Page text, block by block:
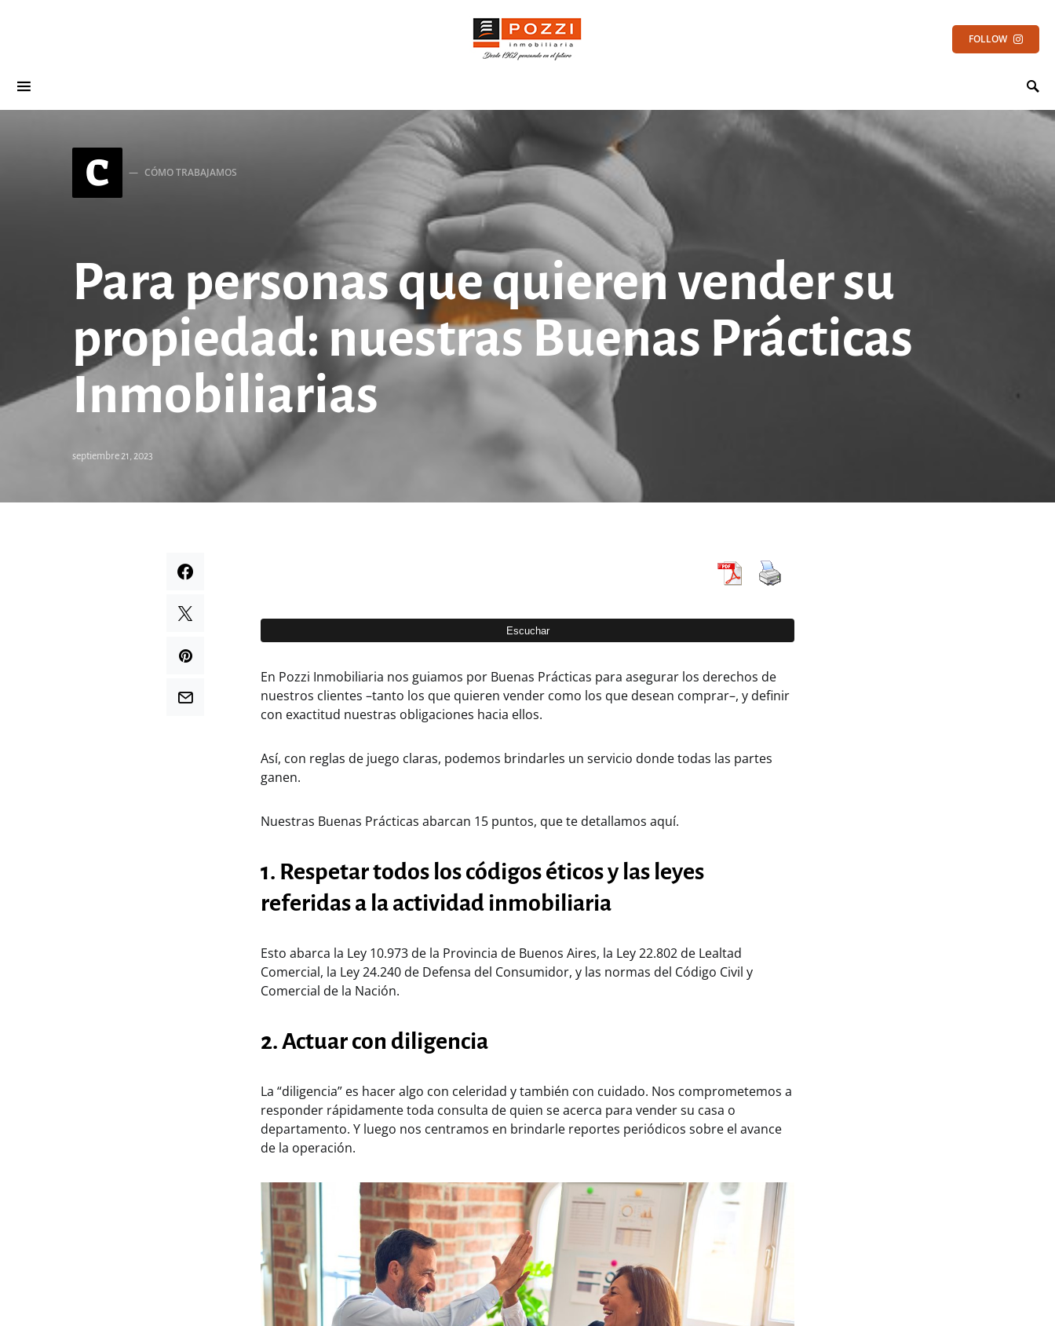
FOLLOW
C CÓMO TRABAJAMOS
Para personas que quieren vender su
propiedad: nuestras Buenas Prácticas
Inmobiliarias
septiembre 21, 2023
En Pozzi Inmobiliaria nos guiamos por Buenas Prácticas para asegurar los derechos de
nuestros clientes –tanto los que quieren vender como los que desean comprar–, y definir
con exactitud nuestras obligaciones hacia ellos.
Así, con reglas de juego claras, podemos brindarles un servicio donde todas las partes
ganen.
Nuestras Buenas Prácticas abarcan 15 puntos, que te detallamos aquí.
1. Respetar todos los códigos éticos y las leyes
referidas a la actividad inmobiliaria
Esto abarca la Ley 10.973 de la Provincia de Buenos Aires, la Ley 22.802 de Lealtad
Comercial, la Ley 24.240 de Defensa del Consumidor, y las normas del Código Civil y
Comercial de la Nación.
2. Actuar con diligencia
La “diligencia” es hacer algo con celeridad y también con cuidado. Nos comprometemos a
responder rápidamente toda consulta de quien se acerca para vender su casa o
departamento. Y luego nos centramos en brindarle reportes periódicos sobre el avance
de la operación.